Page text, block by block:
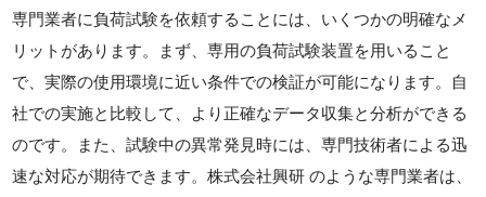
専門業者に負荷試験を依頼することには、いくつかの明確なメ
リットがあります。まず、専用の負荷試験装置を用いること
で、実際の使用環境に近い条件での検証が可能になります。自
社での実施と比較して、より正確なデータ収集と分析ができる
のです。また、試験中の異常発見時には、専門技術者による迅
速な対応が期待できます。株式会社興研 のような専門業者は、